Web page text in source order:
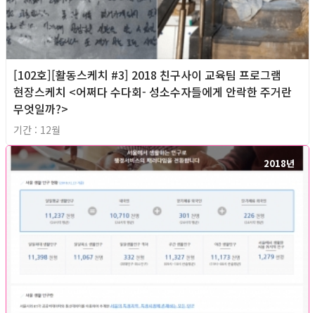
[102호][활동스케치 #3] 2018 친구사이 교육팀 프로그램
현장스케치 <어쩌다 수다회- 성소수자들에게 안락한 주거란
무엇일까?>
기간 : 12월
2018년